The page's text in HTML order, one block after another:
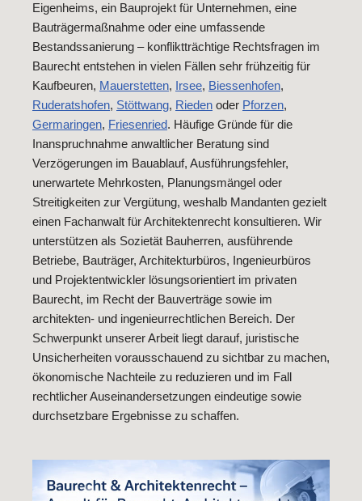
Eigenheims, ein Bauprojekt für Unternehmen, eine
Bauträgermaßnahme oder eine umfassende
Bestandssanierung – konfliktträchtige Rechtsfragen im
Baurecht entstehen in vielen Fällen sehr frühzeitig für
Kaufbeuren, Mauerstetten, Irsee, Biessenhofen,
Ruderatshofen, Stöttwang, Rieden oder Pforzen,
Germaringen, Friesenried. Häufige Gründe für die
Inanspruchnahme anwaltlicher Beratung sind
Verzögerungen im Bauablauf, Ausführungsfehler,
unerwartete Mehrkosten, Planungsmängel oder
Streitigkeiten zur Vergütung, weshalb Mandanten gezielt
einen Fachanwalt für Architektenrecht konsultieren. Wir
unterstützen als Sozietät Bauherren, ausführende
Betriebe, Bauträger, Architekturbüros, Ingenieurbüros
und Projektentwickler lösungsorientiert im privaten
Baurecht, im Recht der Bauverträge sowie im
architekten- und ingenieurrechtlichen Bereich. Der
Schwerpunkt unserer Arbeit liegt darauf, juristische
Unsicherheiten vorausschauend zu sichtbar zu machen,
ökonomische Nachteile zu reduzieren und im Fall
rechtlicher Auseinandersetzungen eindeutige sowie
durchsetzbare Ergebnisse zu schaffen.